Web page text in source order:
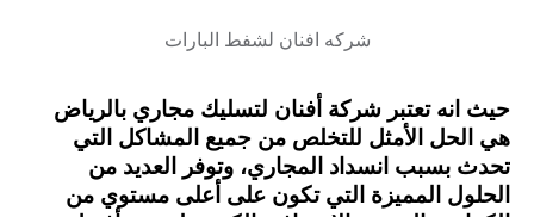
شركه افنان لشفط البارات
حيث انه تعتبر شركة أفنان لتسليك مجاري بالرياض
هي الحل الأمثل للتخلص من جميع المشاكل التي
تحدث بسبب انسداد المجاري، وتوفر العديد من
الحلول المميزة التي تكون على أعلى مستوي من